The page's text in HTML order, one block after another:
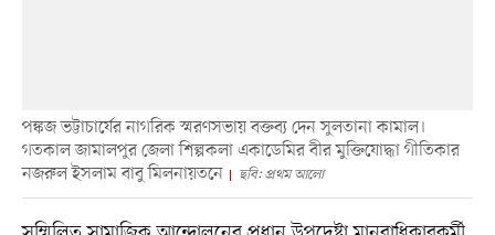
পঙ্কজ ভট্টাচার্যের নাগরিক স্মরণসভায় বক্তব্য দেন সুলতানা কামাল।
গতকাল জামালপুর জেলা শিল্পকলা একাডেমির বীর মুক্তিযোদ্ধা গীতিকার
নজরুল ইসলাম বাবু মিলনায়তনে
ছবি: প্রথম আলো